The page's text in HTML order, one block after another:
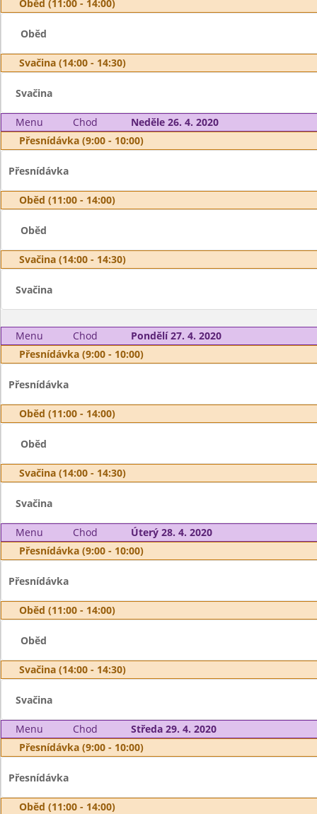
Oběd (11:00 - 14:00)
Oběd
Svačina (14:00 - 14:30)
Svačina
Menu Chod
Neděle 26. 4. 2020
Přesnídávka (9:00 - 10:00)
Přesnídávka
Oběd (11:00 - 14:00)
Oběd
Svačina (14:00 - 14:30)
Svačina
Menu Chod
Pondělí 27. 4. 2020
Přesnídávka (9:00 - 10:00)
Přesnídávka
Oběd (11:00 - 14:00)
Oběd
Svačina (14:00 - 14:30)
Svačina
Menu Chod
Úterý 28. 4. 2020
Přesnídávka (9:00 - 10:00)
Přesnídávka
Oběd (11:00 - 14:00)
Oběd
Svačina (14:00 - 14:30)
Svačina
Menu Chod
Středa 29. 4. 2020
Přesnídávka (9:00 - 10:00)
Přesnídávka
Oběd (11:00 - 14:00)